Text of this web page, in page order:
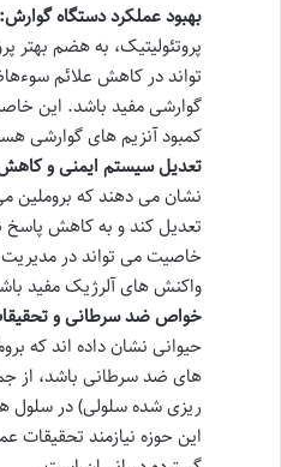
بهبود عملکرد دستگاه گوارش:
پروتئولیتیک، به هضم
تواند در کاهش علائم
گوارشی مفید باشد. این
کمبود آنزیم های گوارشی
تعدیل سیستم ایمنی و کاهش
نشان می دهند که بروملین
تعدیل کند و به کاهش
خاصیت می تواند در مدیریت
واکنش های آلرژیک مفید
خواص ضد سرطانی و
حیوانی نشان داده اند که
های ضد سرطانی باشد، از
ریزی شده سلولی) در سلول
این حوزه نیازمند تحقیقات